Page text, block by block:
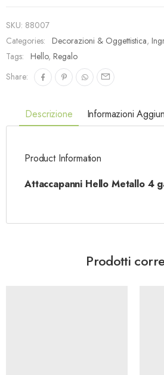
SKU: 88007
Categories: Decorazioni & Oggettistica,
Tags: Hello, Regalo
Share:
Descrizione Informazioni
Product Information
Attaccapanni Hello Metallo 4
Prodotti